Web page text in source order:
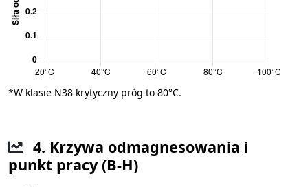
*W klasie N38 krytyczny próg to 80°C.
4. Krzywa odmagnesowania i
punkt pracy (B-H)